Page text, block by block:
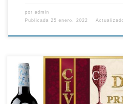
por admin
Publicada 25 enero, 2022
Nuestros vinos han conseguido UNA